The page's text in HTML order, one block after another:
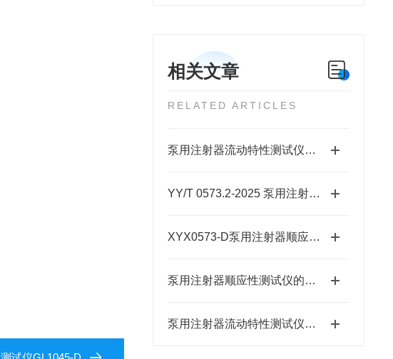
相关文章
RELATED ARTICLES
泵用注射器流动特性测试仪的功能
YY/T 0573.2-2025 泵用注射器流动特性测试仪 产品说明
XYX0573-D泵用注射器顺应性测试仪原理
泵用注射器顺应性测试仪的原理与应用
泵用注射器流动特性测试仪功能与重要性